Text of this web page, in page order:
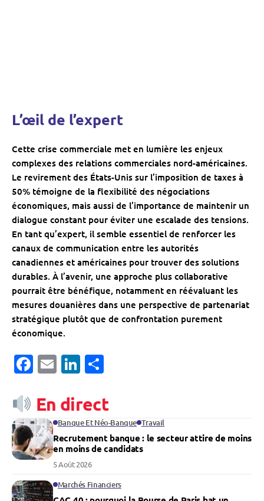
L’œil de l’expert
Cette crise commerciale met en lumière les enjeux
complexes des relations commerciales nord-américaines.
Le revirement des États-Unis sur l’imposition de taxes à
50% témoigne de la flexibilité des négociations
économiques, mais aussi de l’importance de maintenir un
dialogue constant pour éviter une escalade des tensions.
En tant qu’expert, il semble essentiel de renforcer les
canaux de communication entre les autorités
canadiennes et américaines pour trouver des solutions
durables. À l’avenir, une approche plus collaborative
pourrait être bénéfique, notamment en réévaluant les
mesures douanières dans une perspective de partenariat
stratégique plutôt que de confrontation purement
économique.
Facebook
EmailLinkedIn
En direct
Banque Et Néo-Banque Travail
Recrutement banque : le secteur attire de moins
en moins de candidats
5 Août 2026
Marchés Financiers